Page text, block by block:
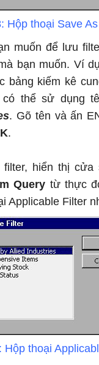
Hộp thoại Save
muốn để lưu
bạn muốn. Ví
bảng kiếm kê
có thể sử dụng
. Gõ tên và ấn
.
hiển thị cửa
Query từ thực
Applicable Filter
Hộp thoại